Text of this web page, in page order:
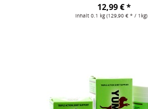
Inhalt0.1 kg(129,90 € * / 1kg)
12,99 € *